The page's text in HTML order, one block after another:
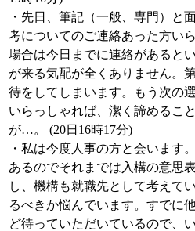
・先日、筆記（一般、専門）と
考についてのご連絡あった方い
場合は今日までに連絡があると
が来る気配が全くありません。
待をしてしまいます。もう次の
いらっしゃれば、潔く諦めるこ
が…。 (20日16時17分)
・私は今度人事の方と会います
あるのでそれまでは入構の意思
し、機構も就職先として考えて
るべきか悩んでいます。すでに
ど待っていただいているので、